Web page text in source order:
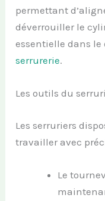
permettant
déverrouiller le
essentielle dans le
serrurerie.
Les outils du
Les serruriers
travailler avec
Le